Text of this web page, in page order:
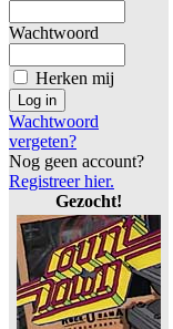
Wachtwoord
Herken mij
Wachtwoord
vergeten?
Nog geen account?
Registreer hier.
Gezocht!